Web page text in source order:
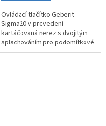
Ovládací tlačítko Geberit
Sigma20 v provedení
kartáčovaná nerez s dvojitým
splachováním pro podomítkové
nádržky Geberit Sigma –